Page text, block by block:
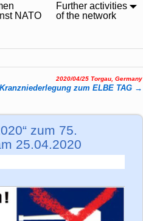
NATO
Further activities
of the network
2020/04/25 Torgau, Germany
zum ELBE TAG →
zum 75.
25.04.2020